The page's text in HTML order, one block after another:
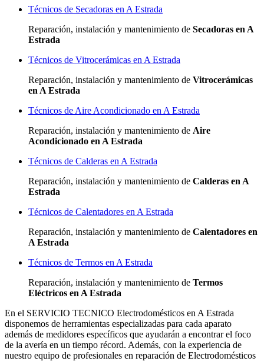
Técnicos de Secadoras en A Estrada
Reparación, instalación y mantenimiento de Secadoras en A
Estrada
Técnicos de Vitrocerámicas en A Estrada
Reparación, instalación y mantenimiento de Vitrocerámicas
en A Estrada
Técnicos de Aire Acondicionado en A Estrada
Reparación, instalación y mantenimiento de Aire
Acondicionado en A Estrada
Técnicos de Calderas en A Estrada
Reparación, instalación y mantenimiento de Calderas en A
Estrada
Técnicos de Calentadores en A Estrada
Reparación, instalación y mantenimiento de Calentadores en
A Estrada
Técnicos de Termos en A Estrada
Reparación, instalación y mantenimiento de Termos
Eléctricos en A Estrada
En el SERVICIO TECNICO Electrodomésticos en A Estrada
disponemos de herramientas especializadas para cada aparato
además de medidores específicos que ayudarán a encontrar el foco
de la avería en un tiempo récord. Además, con la experiencia de
nuestro equipo de profesionales en reparación de Electrodomésticos